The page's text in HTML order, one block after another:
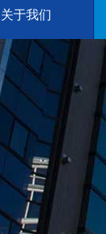
关于我们